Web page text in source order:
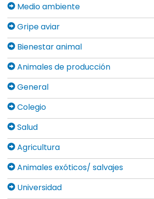
Medio ambiente
Gripe aviar
Bienestar animal
Animales de producción
General
Colegio
Salud
Agricultura
Animales exóticos/ salvajes
Universidad